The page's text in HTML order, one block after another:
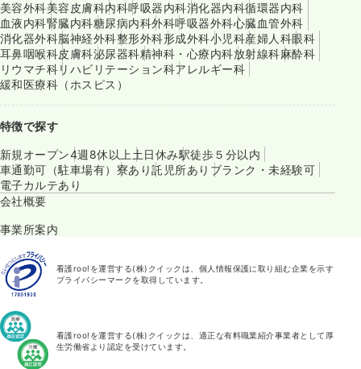
美容外科美容皮膚科内科呼吸器内科消化器内科循環器内科
血液内科腎臓内科糖尿病内科外科呼吸器外科心臓血管外科
消化器外科脳神経外科整形外科形成外科小児科産婦人科眼科
耳鼻咽喉科皮膚科泌尿器科精神科・心療内科放射線科麻酔科
リウマチ科リハビリテーション科アレルギー科
緩和医療科（ホスピス）
特徴で探す
新規オープン4週8休以上 土日休み駅徒歩５分以内
車通勤可（駐車場有） 寮あり託児所あり ブランク・未経験可
電子カルテあり
会社概要
事業所案内
看護roo!を運営する(株)クイックは、個人情報保護に取り組む企業を示す
プライバシーマークを取得しています。
看護roo!を運営する(株)クイックは、適正な有料職業紹介事業者として厚
生労働省より認定を受けています。